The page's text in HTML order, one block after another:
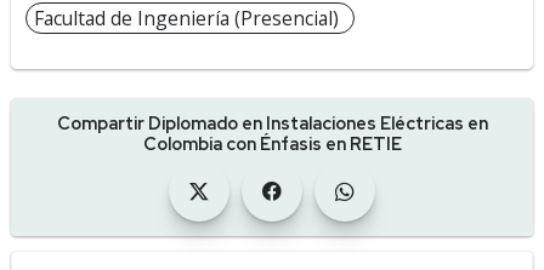
Facultad de Ingeniería (Presencial)
Compartir Diplomado en Instalaciones Eléctricas en
Colombia con Énfasis en RETIE